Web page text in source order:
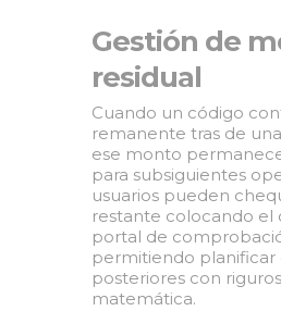
Gestión de
residual
Cuando un código
remanente tras de
ese monto
para subsiguientes
usuarios pueden
restante colocando el
portal de
permitiendo planificar
posteriores con
matemática.